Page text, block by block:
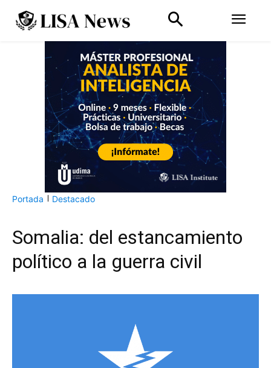
Portada Destacado
Somalia: del estancamiento
político a la guerra civil